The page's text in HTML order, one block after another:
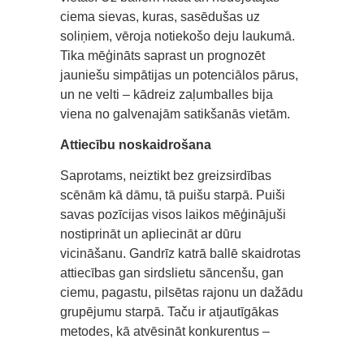
ciema sievas, kuras, sasēdušas uz
soliņiem, vēroja notiekošo deju laukumā.
Tika mēģināts saprast un prognozēt
jauniešu simpātijas un potenciālos pārus,
un ne velti – kādreiz zaļumballes bija
viena no galvenajām satikšanās vietām.
Attiecību noskaidrošana
Saprotams, neiztikt bez greizsirdības
scēnām kā dāmu, tā puišu starpā. Puiši
savas pozīcijas visos laikos mēģinājuši
nostiprināt un apliecināt ar dūru
vicināšanu. Gandrīz katrā ballē skaidrotas
attiecības gan sirdslietu sāncenšu, gan
ciemu, pagastu, pilsētas rajonu un dažādu
grupējumu starpā. Taču ir atjautīgākas
metodes, kā atvēsināt konkurentus –